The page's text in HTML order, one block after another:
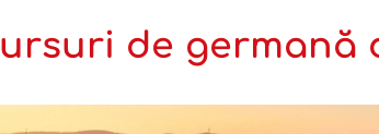
de germană